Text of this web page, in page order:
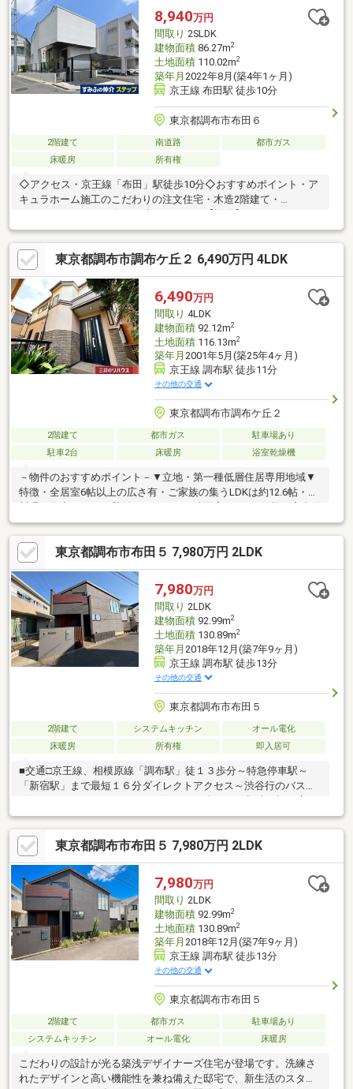
8,940万円
間取り 2SLDK
建物面積86.27m2
土地面積110.02m2
築年月 2022年8月(築4年1ヶ月)
京王線 布田駅 徒歩10分
東京都調布市布田６
2階建て 南道路
都市ガス
床暖房
所有権
◇アクセス・京王線「布田」駅徒歩10分◇おすすめポイント・ア
キュラホーム施工のこだわりの注文住宅・木造2階建て・
2SLDK・カーポート有り（車種による）【設備】・システムキッ
チン・パントリー・床暖房（DK）・床下収納（洋室約5.2帖、納
戸約4.3帖） ・ウォークインクローゼット【ライフインフォメー
ション】 ・セブンイレブン調布染地２丁目店ま
で約100ｍ徒歩2分 ・いなげやina21調布染地店ま
で約420ｍ徒歩6分 ・サンドラッグ国領店まで約
320ｍ徒歩4分 ・調布市立布田小学校まで約520
ｍ徒歩7分 ・調布市立第三中学校ま
東京都調布市調布ケ丘２ 6,490万円 4LDK
6,490万円
間取り 4LDK
建物面積92.12m2
土地面積116.13m2
築年月 2001年5月(築25年4ヶ月)
京王線 調布駅 徒歩11分
その他の交通
東京都調布市調布ケ丘２
2階建て 都市ガス
駐車場あり
駐車2台
床暖房 浴室乾燥機
－物件のおすすめポイント－▼立地・第一種低層住居専用地域▼
特徴・全居室6帖以上の広さ有・ご家族の集うLDKは約12.6帖・お
線良好・南西向きバルコニー有・小屋裏収納等、室内随所に収納
スペースを確保・駐車スペース2台分有(車種による)▼設備・床暖
房(LD)・浴室乾燥機・ペアガラス▼周辺環境・マルエツ調布店 徒
歩6分(約460m)・調布市立八雲台小学校 徒歩5分(約370m)■ ご希望
の住まい探しをお手伝いします ━━━━━・・・物件の詳細・ご
相談はお気軽にお問い合わせください。
東京都調布市布田５ 7,980万円 2LDK
7,980万円
間取り 2LDK
建物面積92.99m2
土地面積130.89m2
築年月 2018年12月(築7年9ヶ月)
京王線 調布駅 徒歩13分
その他の交通
東京都調布市布田５
2階建て システムキッチン
オール電化
床暖房
所有権 即入居可
■交通□京王線、相模原線「調布駅」徒１３歩分～特急停車駅～
「新宿駅」まで最短１６分ダイレクトアクセス～渋谷行のバスご
ざいます♪■POINT□ガーデニングやDIYが楽しめて趣味の幅が広が
るお庭□ご家族が集まりやすく、荷物の運搬が楽な１階リビング□
回遊性のあるスタイリッシュな「アイランドキッチン」■仕様□Ｌ
ＤＫ床暖房□食器洗浄乾燥機□ビルトイン浄水器□パントリー□浴室
換気機□オートバス□HIコンロ□タンクレストイレ□シャワートイレ
□ＳＩＣ□ＷＩＣ□ロフトなど■非常時も安心な太陽光パネル搭載×
オール電化住宅■空室の為、室内ゆっくりご内覧可能です♪
東京都調布市布田５ 7,980万円 2LDK
7,980万円
間取り 2LDK
建物面積92.99m2
土地面積130.89m2
築年月 2018年12月(築7年9ヶ月)
京王線 調布駅 徒歩13分
その他の交通
東京都調布市布田５
2階建て 都市ガス
駐車場あり
システムキッチン
オール電化 床暖房
こだわりの設計が光る築浅デザイナーズ住宅が登場です。洗練さ
れたデザインと高い機能性を兼ね備えた邸宅で、新生活のスター